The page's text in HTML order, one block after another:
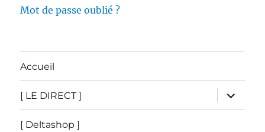
Mot de passe oublié ?
Accueil
[ LE DIRECT ]
ouvrir
le
sous-
[ Deltashop ]